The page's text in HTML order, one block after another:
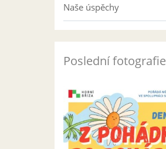
Naše úspěchy
Poslední fotografie